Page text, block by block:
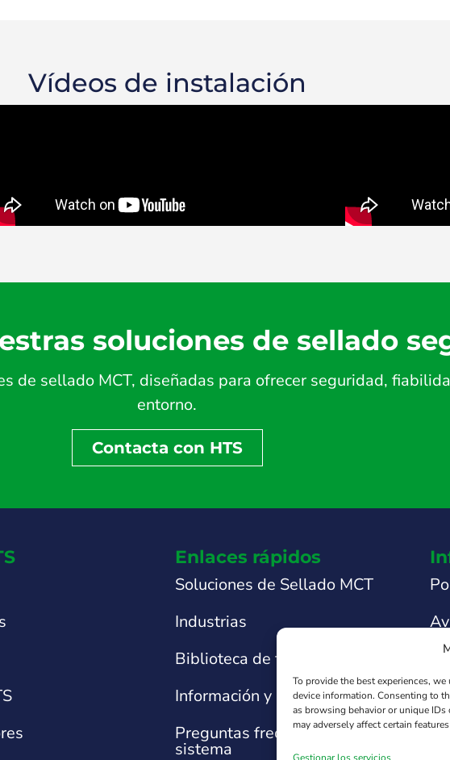
To provide the best experiences,
device information. Consenting to
as browsing behavior or unique
may adversely affect certain
Vídeos de instalación
soluciones de sellado
de sellado MCT, diseñadas para ofrecer seguridad,
entorno.
Contacta con HTS
Enlaces rápidos
Soluciones de Sellado MCT
Industrias
Biblioteca de fichas técnicas
Información y asistencia técnica
Preguntas frecuentes sobre el
sistema